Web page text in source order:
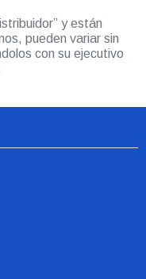
y están
pueden variar sin
con su ejecutivo